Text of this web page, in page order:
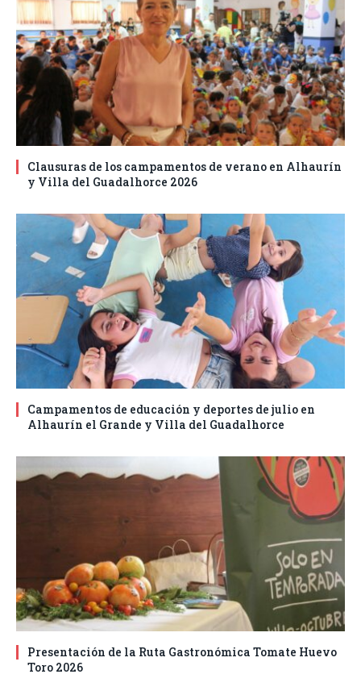
Clausuras de los campamentos de verano en Alhaurín
y Villa del Guadalhorce 2026
Campamentos de educación y deportes de julio en
Alhaurín el Grande y Villa del Guadalhorce
Presentación de la Ruta Gastronómica Tomate Huevo
Toro 2026